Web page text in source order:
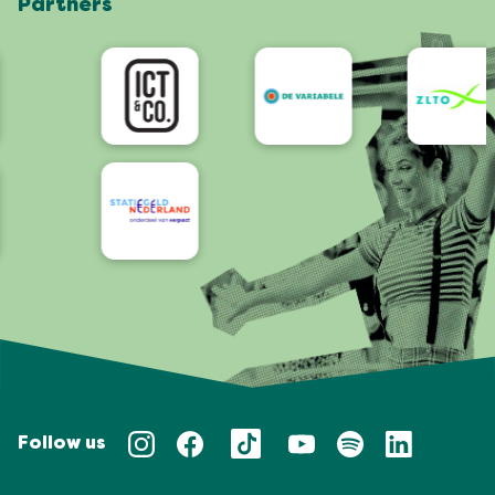
App
Bereikbaarheid/Toegankelijkheid
Partners
Follow us